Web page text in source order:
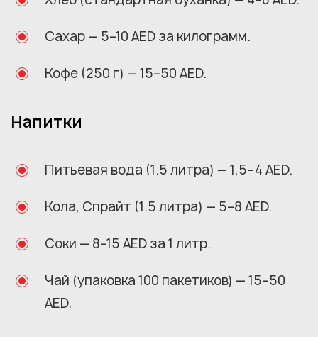
Сахар — 5–10 AED за килограмм.
Кофе (250 г) — 15–50 AED.
Напитки
Питьевая вода (1.5 литра) — 1,5–4 AED.
Кола, Спрайт (1.5 литра) — 5–8 AED.
Соки — 8–15 AED за 1 литр.
Чай (упаковка 100 пакетиков) — 15–50
AED.